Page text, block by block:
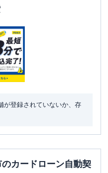
が登録されていないか、存
カードローン自動契